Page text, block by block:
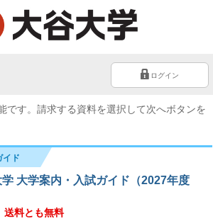
ログイン
です。請求する資料を選択して次へボタンを
イド
学 大学案内・入試ガイド（2027年度
送料とも無料